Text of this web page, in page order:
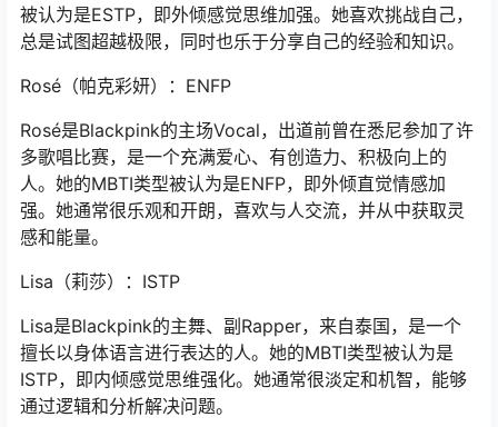
被认为是ESTP，即外倾感觉思维加强。她喜欢挑战自己，
总是试图超越极限，同时也乐于分享自己的经验和知识。
Rosé（帕克彩妍）：ENFP
Rosé是Blackpink的主场Vocal，出道前曾在悉尼参加了许
多歌唱比赛，是一个充满爱心、有创造力、积极向上的
人。她的MBTI类型被认为是ENFP，即外倾直觉情感加
强。她通常很乐观和开朗，喜欢与人交流，并从中获取灵
感和能量。
Lisa（莉莎）：ISTP
Lisa是Blackpink的主舞、副Rapper，来自泰国，是一个
擅长以身体语言进行表达的人。她的MBTI类型被认为是
ISTP，即内倾感觉思维强化。她通常很淡定和机智，能够
通过逻辑和分析解决问题。